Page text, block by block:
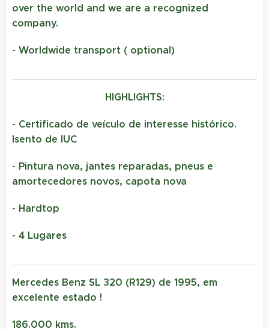
over the world and we are a recognized
company.
- Worldwide transport ( optional)
HIGHLIGHTS:
- Certificado de veículo de interesse histórico.
Isento de IUC
- Pintura nova, jantes reparadas, pneus e
amortecedores novos, capota nova
- Hardtop
- 4 Lugares
Mercedes Benz SL 320 (R129) de 1995, em
excelente estado !
186.000 kms.